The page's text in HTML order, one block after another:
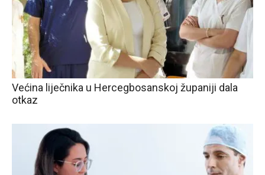
Većina liječnika u Hercegbosanskoj županiji dala
otkaz